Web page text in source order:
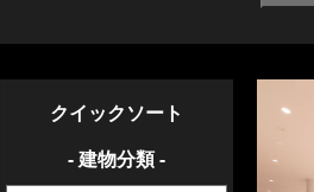
クイックソート
- 建物分類 -